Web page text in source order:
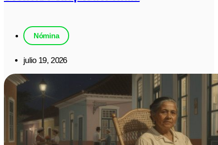
Nómina
julio 19, 2026